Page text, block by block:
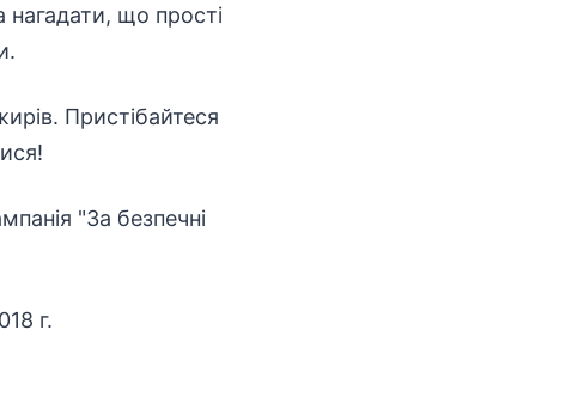
що прості
Пристібайтеся
"За безпечні
г.